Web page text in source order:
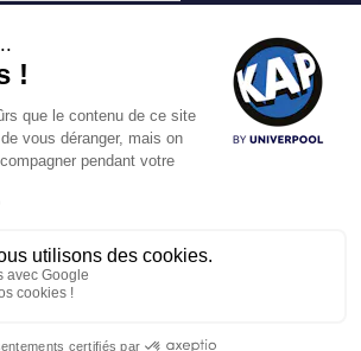
– KAP BY UNIVERPOOL –
PERSONNELLES
magasin KAP Aix-en-Provence ferme entre 12h et